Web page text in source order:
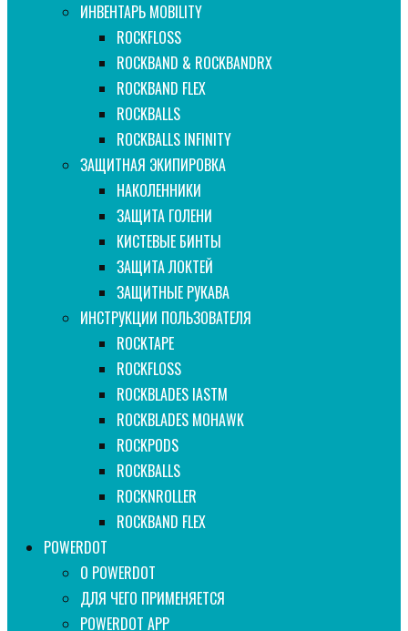
ИНВЕНТАРЬ MOBILITY
ROCKFLOSS
ROCKBAND & ROCKBANDRX
ROCKBAND FLEX
ROCKBALLS
ROCKBALLS INFINITY
ЗАЩИТНАЯ ЭКИПИРОВКА
НАКОЛЕННИКИ
ЗАЩИТА ГОЛЕНИ
КИСТЕВЫЕ БИНТЫ
ЗАЩИТА ЛОКТЕЙ
ЗАЩИТНЫЕ РУКАВА
ИНСТРУКЦИИ ПОЛЬЗОВАТЕЛЯ
ROCKTAPE
ROCKFLOSS
ROCKBLADES IASTM
ROCKBLADES MOHAWK
ROCKPODS
ROCKBALLS
ROCKNROLLER
ROCKBAND FLEX
POWERDOT
О POWERDOT
ДЛЯ ЧЕГО ПРИМЕНЯЕТСЯ
POWERDOT APP